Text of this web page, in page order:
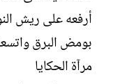
أرفعه على ريش
بومض البرق
مرآة الحكايا